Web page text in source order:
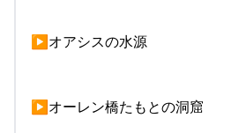
▶オアシスの水源
▶オーレン橋たもとの洞窟